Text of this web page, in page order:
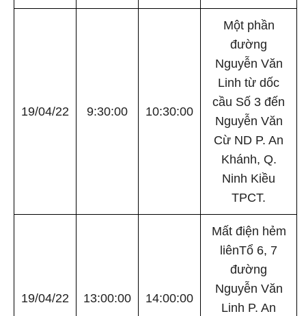
19/04/22 9:30:00 10:30:00
Một phần
đường
Nguyễn Văn
Linh từ dốc
cầu Số 3 đến
Nguyễn Văn
Cừ ND P. An
Khánh, Q.
Ninh Kiều
TPCT.
19/04/22 13:00:00 14:00:00
Mất điện hẻm
liênTổ 6, 7
đường
Nguyễn Văn
Linh P. An